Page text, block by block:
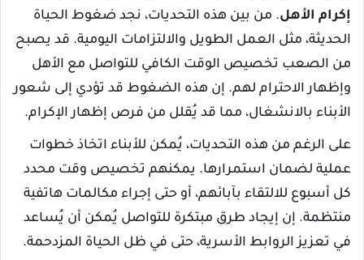
إكرام الأهل. من بين هذه التحديات، نجد ضغوط الحياة
الحديثة، مثل العمل الطويل والالتزامات اليومية. قد يصبح
من الصعب تخصيص الوقت الكافي للتواصل مع الأهل
وإظهار الاحترام لهم. إن هذه الضغوط قد تؤدي إلى شعور
الأبناء بالانشغال، مما قد يُقلل من فرص إظهار الإكرام.
على الرغم من هذه التحديات، يُمكن للأبناء اتخاذ خطوات
عملية لضمان استمرارها. يمكنهم تخصيص وقت محدد
كل أسبوع للالتقاء بآبائهم، أو حتى إجراء مكالمات هاتفية
منتظمة. إن إيجاد طرق مبتكرة للتواصل يُمكن أن يُساعد
في تعزيز الروابط الأسرية، حتى في ظل الحياة المزدحمة.